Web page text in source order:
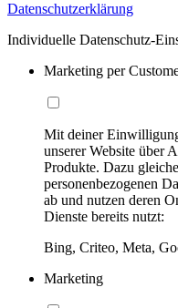
Datenschutzerklärung
Individuelle Datenschutz-
Marketing per
Mit deiner
unserer Website über
Produkte. Dazu
personenbezogenen
ab und nutzen deren
Dienste bereits nutzt:
Bing, Criteo, Meta,
Marketing